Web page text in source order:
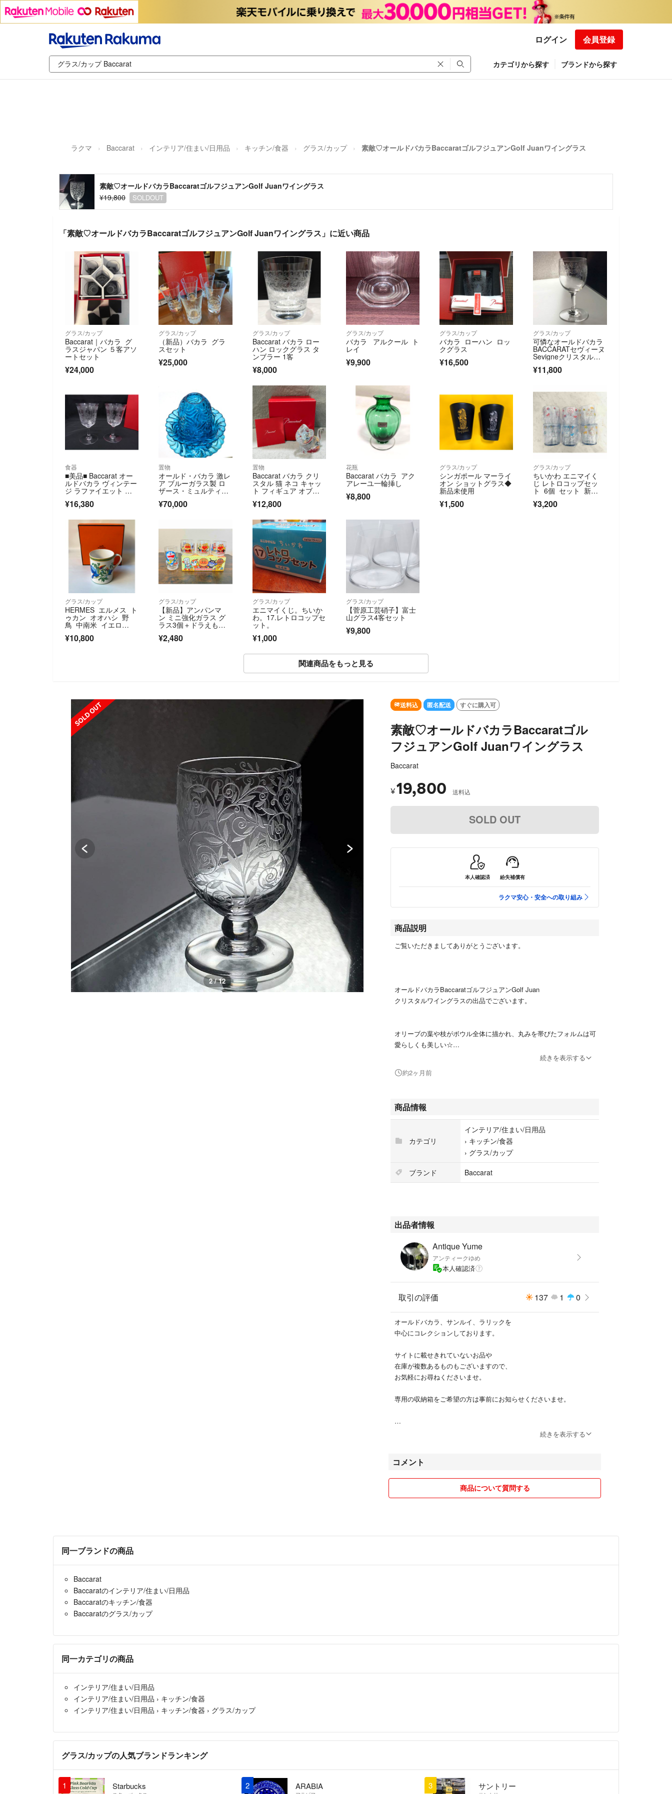
ログイン 会員登録
カテゴリから探す ブランドから探す
ラクマ Baccarat インテリア/住まい/日用品 キッチン/食器 グラス/カップ 素敵♡オールドバカラBaccaratゴルフジュアンGolf Juanワイングラス
素敵♡オールドバカラBaccaratゴルフジュアンGolf Juanワイングラス
¥19,800
SOLDOUT
「素敵♡オールドバカラBaccaratゴルフジュアンGolf Juanワイングラス」に近い商品
グラス/カップ
Baccarat｜バカラ グ
ラスジャパン ５客アソ
ートセット
¥24,000
グラス/カップ
（新品）バカラ グラ
スセット
¥25,000
グラス/カップ
Baccarat バカラ ロー
ハン ロックグラス タ
ンブラー 1客
¥8,000
グラス/カップ
バカラ アルクール ト
レイ
¥9,900
グラス/カップ
バカラ ローハン ロッ
クグラス
¥16,500
グラス/カップ
可憐なオールドバカラ
BACCARATセヴィーヌ
Sevigneクリスタルグ
ラス☆
¥11,800
食器
■美品■ Baccarat オー
ルドバカラ ヴィンテー
ジ ラファイエット ゴ
ラス グラス ペア 2客セ
¥16,380
置物
オールド・バカラ 激レ
ア ブルーガラス製 ロ
ザース・ミュルティプ
¥70,000
置物
Baccarat バカラ クリ
スタル 猫 ネコ キャッ
ト フィギュア オブジ
¥12,800
花瓶
Baccarat バカラ アク
アレーユ一輪挿し
¥8,800
グラス/カップ
シンガポール マーライ
オン ショットグラス◆
新品未使用
¥1,500
グラス/カップ
ちいかわ エニマイく
じ レトロコップセッ
ト 6個 セット 新
さぎ ラッコ ハチワ
¥3,200
グラス/カップ
HERMES エルメス ト
ゥカン オオハシ 野
鳥 中南米 イエロ
ク モチーフ マグカッ
¥10,800
グラス/カップ
【新品】アンパンマ
ン ミニ強化ガラス グ
ラス3個＋ドラえもん 1
¥2,480
グラス/カップ
エニマイくじ。ちいか
わ。17.レトロコップセ
ット。
¥1,000
グラス/カップ
【菅原工芸硝子】富士
山グラス4客セット
¥9,800
関連商品をもっと見る
SOLD OUT
2 / 12
送料込 匿名配送 すぐに購入可
素敵♡オールドバカラBaccaratゴル
フジュアンGolf Juanワイングラス
Baccarat
¥19,800 送料込
SOLD OUT
本人確認済 紛失補償有
ラクマ安心・安全への取り組み
商品説明
ご覧いただきましてありがとうございます。
オールドバカラBaccaratゴルフジュアンGolf Juan
クリスタルワイングラスの出品でございます。
オリーブの葉や枝がボウル全体に描かれ、丸みを帯びたフォルムは可
愛らしくも美しい☆
存在感のある華やかなワイングラスです。
持つ手にちょうど馴染む大きさのコケティッシュな雰囲氣をもつゴル
フジュアンを
ぜひお楽しみくださいませ♡
写真でご確認ください。
艶のある美品です。
サイズはおよそ高さ8cm 口径4.6cm満水80ml
底にバカラマークがございます。
一度手にとってご覧になればきっと凜としたその美しさに魅了される
でしょう。
くつろぎのひとときをバカラと共にお過ごし下さいませ。
ちょっとレア物です。
よく似たグラスにリヴィエラがございます。
続きを表示する
約2ヶ月前
商品情報
カテゴリ
インテリア/住まい/日用品
› キッチン/食器
› グラス/カップ
ブランド
Baccarat
出品者情報
Antique Yume
アンティークゆめ
本人確認済
取引の評価 137 1 0
オールドバカラ、サンルイ、ラリックを
中心にコレクションしております。
サイトに載せきれていないお品や
在庫が複数あるものもございますので、
お気軽にお尋ねくださいませ。
専用の収納箱をご希望の方は事前にお知らせくださいませ。
続きを表示する
コメント
商品について質問する
同一ブランドの商品
Baccarat
Baccaratのインテリア/住まい/日用品
Baccaratのキッチン/食器
Baccaratのグラス/カップ
同一カテゴリの商品
インテリア/住まい/日用品
インテリア/住まい/日用品 › キッチン/食器
インテリア/住まい/日用品 › キッチン/食器 › グラス/カップ
グラス/カップの人気ブランドランキング
1 Starbucks 2 ARABIA 3 サントリー